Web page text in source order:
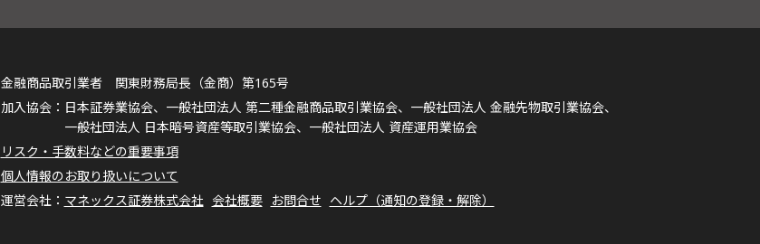
金融商品取引業者 関東財務局長（金商）第165号
日本証券業協会、一般社団法人 第二種金融商品取引業協会、一般社団法人 金融先物取引業協会、
一般社団法人 日本暗号資産等取引業協会、一般社団法人 資産運用業協会
リスク・手数料などの重要事項
個人情報のお取り扱いについて
マネックス証券株式会社 会社概要 お問合せ ヘルプ（通知の登録・解除）